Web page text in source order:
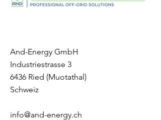
And-Energy GmbH
Industriestrasse 3
6436 Ried (Muotathal)
Schweiz
info@and-energy.ch